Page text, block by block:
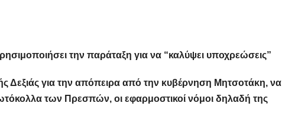
την παράταξη για να “καλύψει υποχρεώσεις”
Δεξιάς για την απόπειρα από την κυβέρνηση Μητσοτάκη, να
των Πρεσπών, οι εφαρμοστικοί νόμοι δηλαδή της